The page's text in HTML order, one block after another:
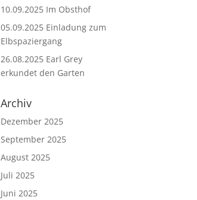
10.09.2025 Im Obsthof
05.09.2025 Einladung zum
Elbspaziergang
26.08.2025 Earl Grey
erkundet den Garten
Archiv
Dezember 2025
September 2025
August 2025
Juli 2025
Juni 2025